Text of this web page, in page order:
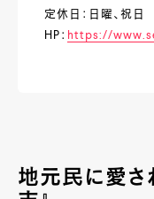
定休日：日曜、祝日
HP： https://
地元民に愛さ